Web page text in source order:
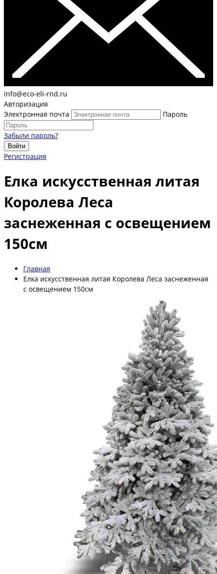
info@eco-eli-rnd.ru
Авторизация
Электронная почта
Пароль
Забыли пароль?
Войти
Регистрация
Елка искусственная литая
Королева Леса
заснеженная с освещением
150см
Главная
Елка искусственная литая Королева Леса заснеженная
с освещением 150см